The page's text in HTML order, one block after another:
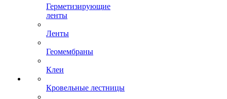
Герметизирующие
ленты
Ленты
Геомембраны
Клеи
Кровельные лестницы